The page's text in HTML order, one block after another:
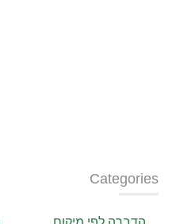
Categories